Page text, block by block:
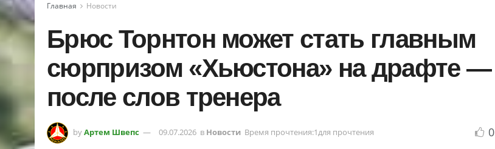
Главная Новости
Брюс Торнтон может стать главным
сюрпризом «Хьюстона» на драфте —
после слов тренера
byАртем Швепс 09.07.2026 в Новости Время прочтения:1для прочтения 0